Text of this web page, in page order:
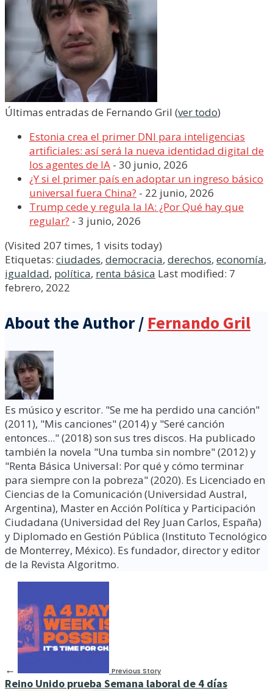
Últimas entradas de Fernando Gril (ver todo)
Estonia crea el primer DNI para inteligencias
artificiales: así será la nueva identidad digital de
los agentes de IA - 30 junio, 2026
¿Y si el primer país en adoptar un ingreso básico
universal fuera China? - 22 junio, 2026
Trump cede y regula la IA: ¿Por Qué hay que
regular? - 3 junio, 2026
(Visited 207 times, 1 visits today)
Etiquetas: ciudades, democracia, derechos, economía,
igualdad, política, renta básica Last modified: 7
febrero, 2022
About the Author / Fernando Gril
Es músico y escritor. "Se me ha perdido una canción"
(2011), "Mis canciones" (2014) y "Seré canción
entonces..." (2018) son sus tres discos. Ha publicado
también la novela "Una tumba sin nombre" (2012) y
"Renta Básica Universal: Por qué y cómo terminar
para siempre con la pobreza" (2020). Es Licenciado en
Ciencias de la Comunicación (Universidad Austral,
Argentina), Master en Acción Política y Participación
Ciudadana (Universidad del Rey Juan Carlos, España)
y Diplomado en Gestión Pública (Instituto Tecnológico
de Monterrey, México). Es fundador, director y editor
de la Revista Algoritmo.
← Previous Story
Reino Unido prueba Semana laboral de 4 días